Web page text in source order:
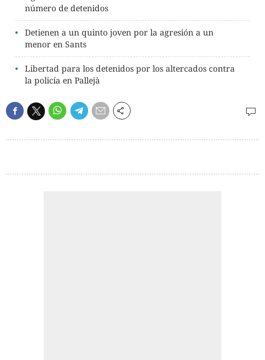
número de detenidos
Detienen a un quinto joven por la agresión a un
menor en Sants
Libertad para los detenidos por los altercados contra
la policía en Pallejà